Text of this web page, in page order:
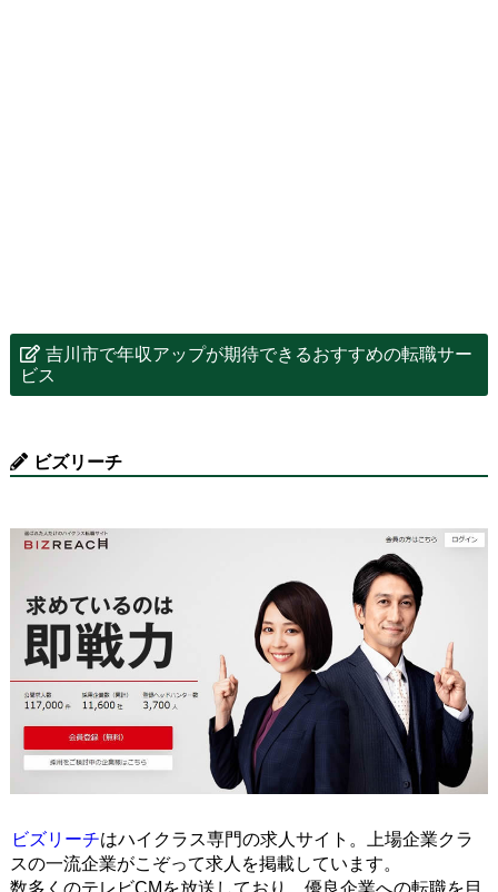
吉川市で年収アップが期待できるおすすめの転職サー
ビス
ビズリーチ
ビズリーチはハイクラス専門の求人サイト。上場企業クラ
スの一流企業がこぞって求人を掲載しています。